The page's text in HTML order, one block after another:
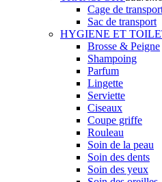
Cage de
Sac de transport
HYGIENE ET
Brosse & Peigne
Shampoing
Parfum
Lingette
Serviette
Ciseaux
Coupe griffe
Rouleau
Soin de la peau
Soin des dents
Soin des yeux